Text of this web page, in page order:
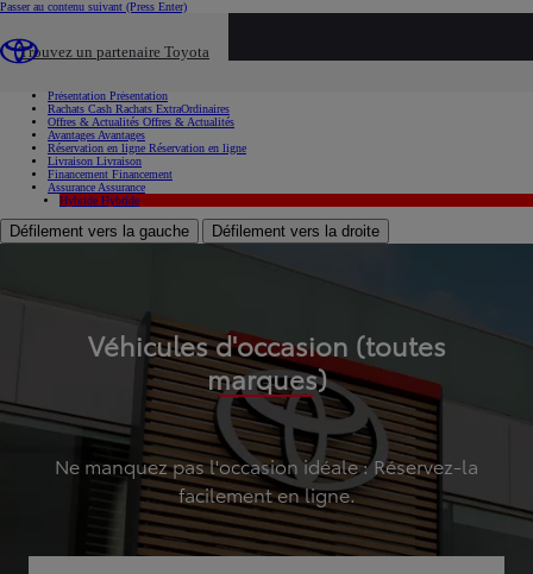
Passer au contenu suivant (Press Enter)
Trouvez un partenaire Toyota
Présentation Présentation
Rachats Cash Rachats ExtraOrdinaires
Offres & Actualités Offres & Actualités
Avantages Avantages
Réservation en ligne Réservation en ligne
Livraison Livraison
Financement Financement
Assurance Assurance
Hybride Hybride
Défilement vers la gauche Défilement vers la droite
Véhicules d'occasion (toutes
marques)
Ne manquez pas l'occasion idéale : Réservez-la
facilement en ligne.